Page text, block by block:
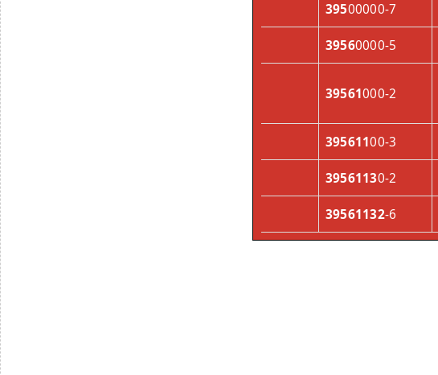
39500000-7
39560000-5
39561000-2
39561100-3
39561130-2
39561132-6